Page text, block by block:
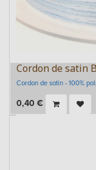
Cordon de satin
Cordon de satin - 100%
0,40 €